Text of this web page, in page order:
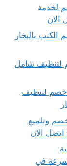
بـ34% خصم لخدمة
بالبخار
بالخرج ب33% خصم لتنظيف شامل
مفروشات بالخرج بـ40 % خصم لتنظيف
بالرياض بـ34% خصم وتلميع
وسرعة في